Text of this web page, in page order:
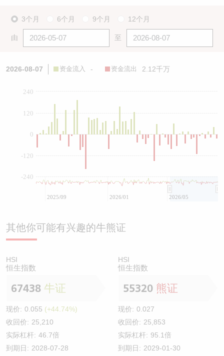
3个月 6个月 9个月 12个月
由 至
2026-08-07 资金流入 - 资金流出 2.12千万
0
-240
-120
120
240
2025/09 2026/01 2026/05
其他你可能有兴趣的牛熊证
HSI
恒生指数
67438 牛证
现价: 0.055 (+44.74%)
收回价: 25,210
实际杠杆: 46.7倍
到期日: 2028-07-28
HSI
恒生指数
55320 熊证
现价: 0.027
收回价: 25,853
实际杠杆: 95.1倍
到期日: 2029-01-30